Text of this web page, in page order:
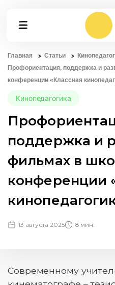
Главная Статьи
Профориентация, поддержка и
конференции «Классная
Кинопедагогика
поддержка и
фильмах в
конференции
13 августа 2025 8 мин.
Современному